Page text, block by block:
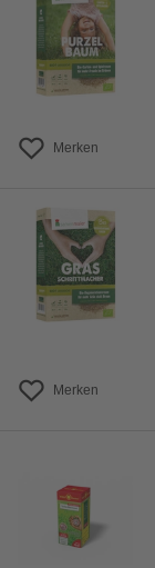
Merken
Merken